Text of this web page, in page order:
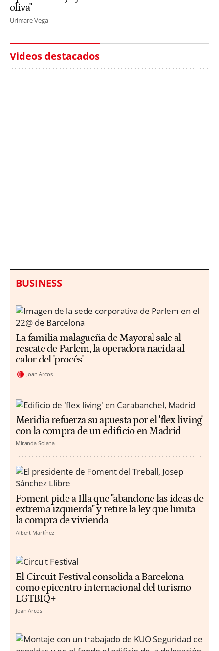
oliva"
Urimare Vega
Videos destacados
BUSINESS
La familia malagueña de Mayoral sale al
rescate de Parlem, la operadora nacida al
calor del 'procés'
Joan Arcos
Meridia refuerza su apuesta por el 'flex living'
con la compra de un edificio en Madrid
Miranda Solana
Foment pide a Illa que "abandone las ideas de
extrema izquierda" y retire la ley que limita
la compra de vivienda
Albert Martínez
El Circuit Festival consolida a Barcelona
como epicentro internacional del turismo
LGTBIQ+
Joan Arcos